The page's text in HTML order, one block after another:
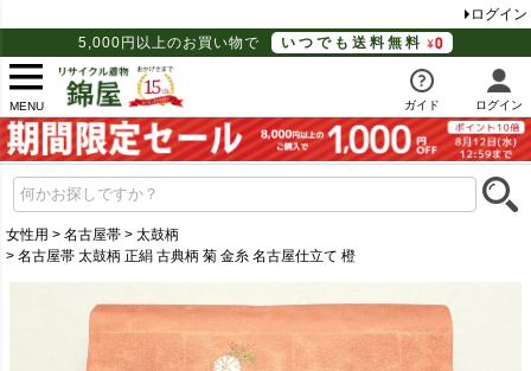
ログイン
5,000円以上のお買い物で
いつでも送料無料
MENU ガイド ログイン
女性用 名古屋帯
太鼓柄
名古屋帯 太鼓柄 正絹 古典柄 菊 金糸 名古屋仕立て 橙